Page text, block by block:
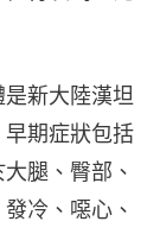
新大陸漢坦
期症狀包括
腿、臀部、
冷、噁心、